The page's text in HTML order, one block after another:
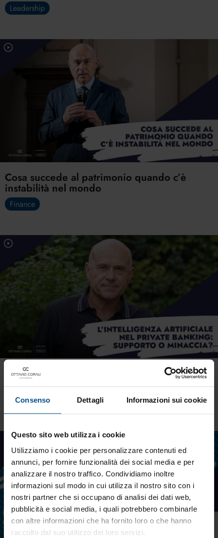
Consenso Dettagli Informazioni sui cookie
Questo sito web utilizza i cookie
Utilizziamo i cookie per personalizzare contenuti ed
annunci, per fornire funzionalità dei social media e per
analizzare il nostro traffico. Condividiamo inoltre
informazioni sul modo in cui utilizza il nostro sito con i
nostri partner che si occupano di analisi dei dati web,
pubblicità e social media, i quali potrebbero combinarle
con altre informazioni che ha fornito loro o che hanno
raccolto dal suo utilizzo dei loro servizi.
Leadership
Cosa succede al patrimonio quando c’è
instabilità nel mondo
Finance
L’intelligenza artificiale nel Private Banking:
supporto o minaccia?
Finance